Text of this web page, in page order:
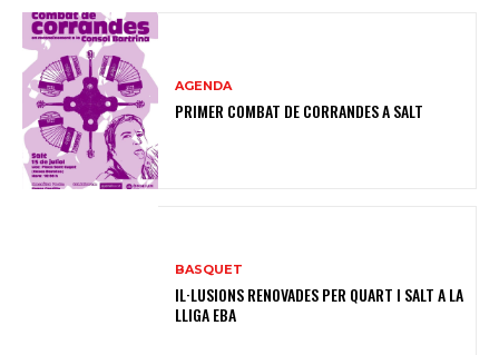
AGENDA
PRIMER COMBAT DE CORRANDES A SALT
BASQUET
IL·LUSIONS RENOVADES PER QUART I SALT A LA
LLIGA EBA